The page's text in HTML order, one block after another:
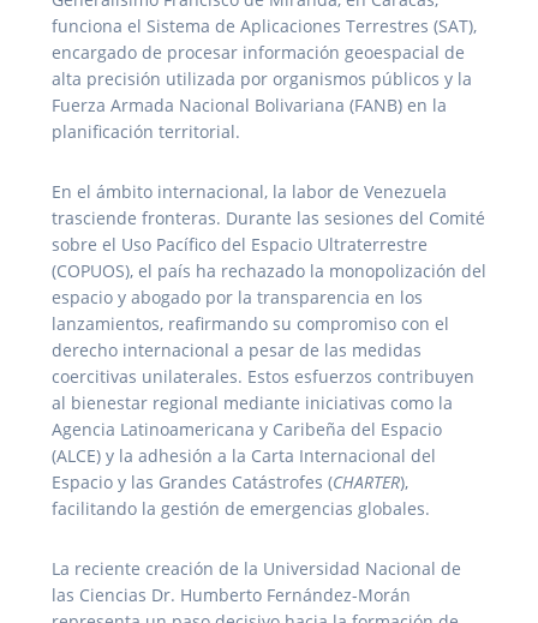
funciona el Sistema de Aplicaciones Terrestres (SAT),
encargado de procesar información geoespacial de
alta precisión utilizada por organismos públicos y la
Fuerza Armada Nacional Bolivariana (FANB) en la
planificación territorial.
En el ámbito internacional, la labor de Venezuela
trasciende fronteras. Durante las sesiones del Comité
sobre el Uso Pacífico del Espacio Ultraterrestre
(COPUOS), el país ha rechazado la monopolización del
espacio y abogado por la transparencia en los
lanzamientos, reafirmando su compromiso con el
derecho internacional a pesar de las medidas
coercitivas unilaterales. Estos esfuerzos contribuyen
al bienestar regional mediante iniciativas como la
Agencia Latinoamericana y Caribeña del Espacio
(ALCE) y la adhesión a la Carta Internacional del
Espacio y las Grandes Catástrofes (CHARTER),
facilitando la gestión de emergencias globales.
La reciente creación de la Universidad Nacional de
las Ciencias Dr. Humberto Fernández-Morán